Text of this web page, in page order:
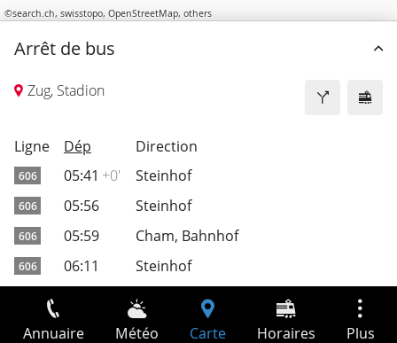
©search.ch, swisstopo, OpenStreetMap, others
Arrêt de bus
Zug, Stadion
Ligne Dép Direction
606 05:41 +0' Steinhof
606 05:56 Steinhof
606 05:59 Cham, Bahnhof
606 06:11 Steinhof
Cham, Bahnhof
606 06:26 Steinhof
Annuaire Météo Carte Horaires Plus